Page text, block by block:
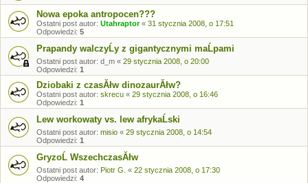
Nowa epoka antropocen???
Ostatni post autor: Utahraptor« 31 stycznia 2008, o 17:51
Odpowiedzi: 5
Prapandy walczyĹy z gigantycznymi maĹpami
Ostatni post autor: d_m « 29 stycznia 2008, o 20:00
Odpowiedzi: 1
Dziobaki z czasĂłw dinozaurĂłw?
Ostatni post autor: skrecu « 29 stycznia 2008, o 16:46
Odpowiedzi: 1
Lew workowaty vs. lew afrykaĹski
Ostatni post autor: misio « 29 stycznia 2008, o 14:54
Odpowiedzi: 1
GryzoĹ WszechczasĂłw
Ostatni post autor: Piotr G. « 22 stycznia 2008, o 17:30
Odpowiedzi: 4